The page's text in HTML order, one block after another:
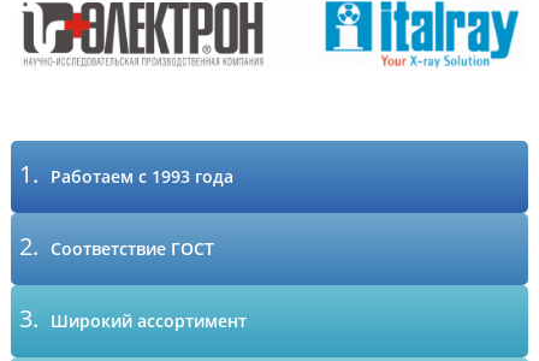
1. Работаем с 1993 года
2. Соответствие ГОСТ
3. Широкий ассортимент